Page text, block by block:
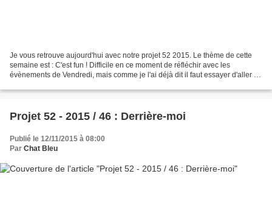
Je vous retrouve aujourd'hui avec notre projet 52 2015. Le thème de cette
semaine est : C'est fun ! Difficile en ce moment de réfléchir avec les
évènements de Vendredi, mais comme je l'ai déjà dit il faut essayer d'aller de
Projet 52 - 2015 / 46 : Derrière-moi
Publié le 12/11/2015 à 08:00
Par Chat Bleu